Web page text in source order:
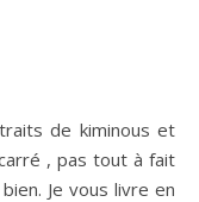
, pas tout à fait
Je vous livre en